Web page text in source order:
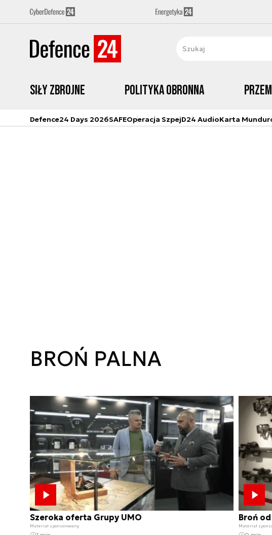
Siły zbrojne Polityka obronna
Defence24 Days 2026SAFEOperacja SzpejD24 AudioKarta
BROŃ PALNA
Szeroka oferta Grupy UMO
Materiał sponsorowany
Broń
Materiał